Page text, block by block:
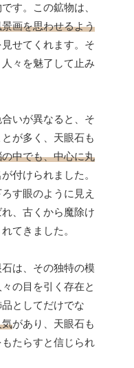
す。この鉱物は、
画を思わせるよう
見せてくれます。そ
々を魅了して止み
いが異なると、そ
が多く、天眼石も
中でも、中心に丸
付けられました。
す眼のように見え
、古くから魔除け
てきました。
は、その独特の模
の目を引く存在と
としてだけでな
気があり、天眼石も
たらすと信じられ